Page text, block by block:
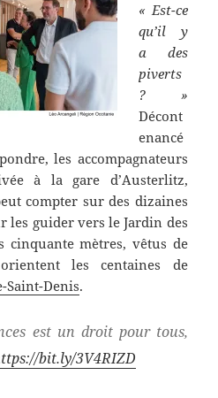
« Est-ce
qu’il y
a des
piverts
? »
Décont
enancé
les accompagnateurs
à la gare d’Austerlitz,
compter sur des dizaines
les guider vers le Jardin des
cinquante mètres, vêtus de
les centaines de
Saint-Denis.
est un droit pour tous,
bit.ly/3V4RIZD